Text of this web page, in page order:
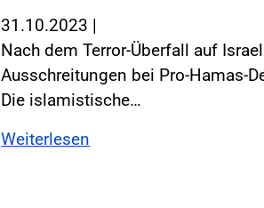
31.10.2023 |
Nach dem Terror-Überfall auf
Ausschreitungen bei Pro-Hamas-
Die islamistische…
Weiterlesen